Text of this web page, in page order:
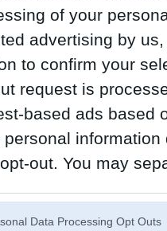
of your
advertising by
to confirm your
request is
based ads based
personal
out. You may
Data Processing Opt Outs